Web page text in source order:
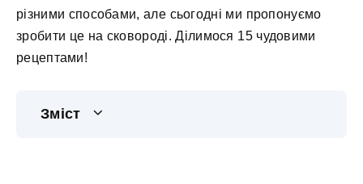
різними способами, але сьогодні ми пропонуємо
зробити це на сковороді. Ділимося 15 чудовими
рецептами!
Зміст